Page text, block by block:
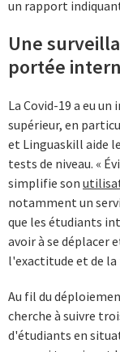
un rapport
Une
portée
La Covid-19 a eu
supérieur, en
et Linguaskill aide
tests de niveau. «
simplifie son
notamment un
que les étudiants
avoir à se déplacer
l'exactitude et de
Au fil du
cherche à suivre
d'étudiants en